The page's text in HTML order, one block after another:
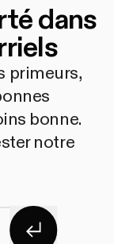
dans
primeurs,
bonne.
notre
S'abonner